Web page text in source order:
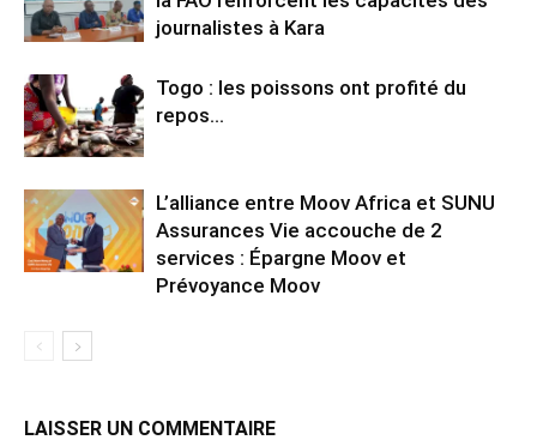
journalistes à Kara
Togo : les poissons ont profité du
repos…
L’alliance entre Moov Africa et SUNU
Assurances Vie accouche de 2
services : Épargne Moov et
Prévoyance Moov
LAISSER UN COMMENTAIRE